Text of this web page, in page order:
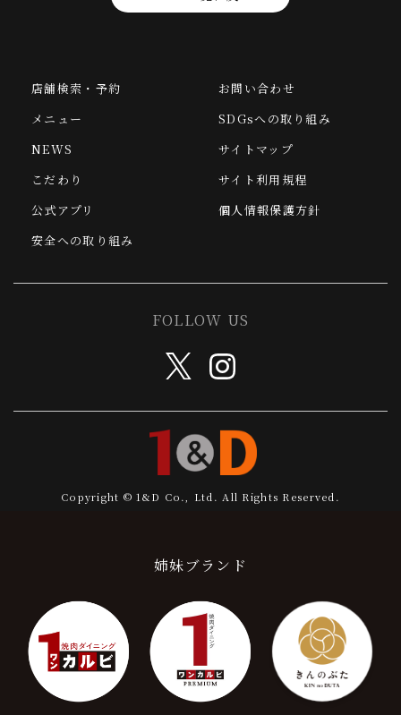
店舗検索・予約
メニュー
NEWS
こだわり
公式アプリ
安全への取り組み
お問い合わせ
SDGsへの取り組み
サイトマップ
サイト利用規程
個人情報保護方針
FOLLOW US
Copyright © 1&D Co., Ltd. All Rights Reserved.
姉妹ブランド